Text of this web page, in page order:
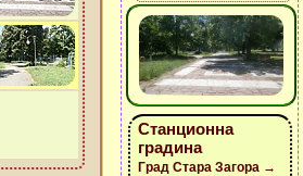
Станционна
градина
Град Стара Загора →